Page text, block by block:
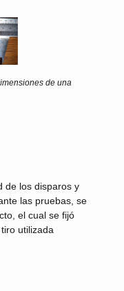
de una
de los disparos y
las pruebas, se
el cual se fijó
utilizada